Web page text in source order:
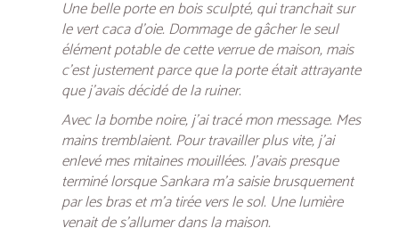
Une belle porte en bois sculpté, qui tranchait sur
le vert caca d’oie. Dommage de gâcher le seul
élément potable de cette verrue de maison, mais
c’est justement parce que la porte était attrayante
que j’avais décidé de la ruiner.
Avec la bombe noire, j’ai tracé mon message. Mes
mains tremblaient. Pour travailler plus vite, j’ai
enlevé mes mitaines mouillées. J’avais presque
terminé lorsque Sankara m’a saisie brusquement
par les bras et m’a tirée vers le sol. Une lumière
venait de s’allumer dans la maison.